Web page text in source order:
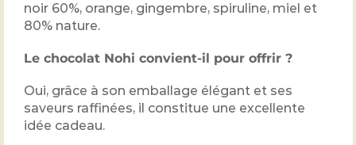
noir 60%, orange, gingembre, spiruline, miel et
80% nature.
Le chocolat Nohi convient-il pour offrir ?
Oui, grâce à son emballage élégant et ses
saveurs raffinées, il constitue une excellente
idée cadeau.